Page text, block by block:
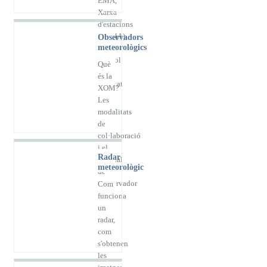
Xarxa
d'estacions
(XEMA)
i
control
de
qualitat
de
dades
Observadors
meteorològics
Què
és la
XOM?
Les
modalitats
de
col·laboració
i el
Manual
de
l'observador
Radar
meteorològic
Com
funciona
un
radar,
com
s'obtenen
les